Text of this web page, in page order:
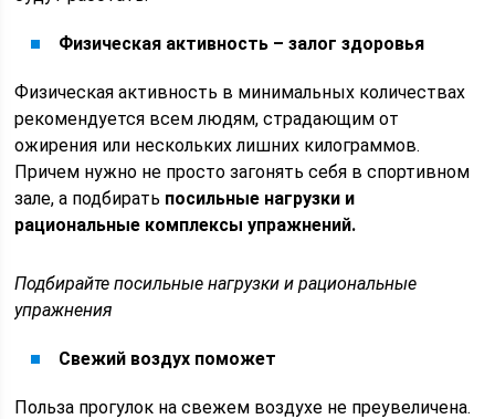
Физическая активность – залог здоровья
Физическая активность в минимальных количествах
рекомендуется всем людям, страдающим от
ожирения или нескольких лишних килограммов.
Причем нужно не просто загонять себя в спортивном
зале, а подбирать посильные нагрузки и
рациональные комплексы упражнений.
Подбирайте посильные нагрузки и рациональные
упражнения
Свежий воздух поможет
Польза прогулок на свежем воздухе не преувеличена.